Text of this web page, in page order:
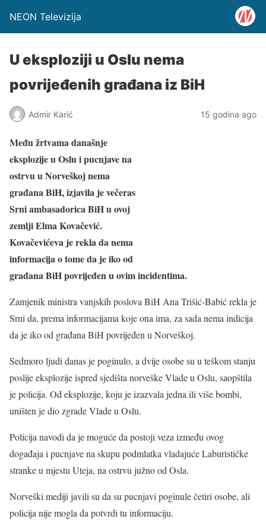
NEON Televizija
U eksploziji u Oslu nema
povrijeđenih građana iz BiH
Admir Karić 15 godina ago
Među žrtvama današnje
eksplozije u Oslu i pucnjave na
ostrvu u Norveškoj nema
građana BiH, izjavila je večeras
Srni ambasadorica BiH u ovoj
zemlji Elma Kovačević.
Kovačevićeva je rekla da nema
informacija o tome da je iko od
građana BiH povrijeđen u ovim incidentima.
Zamjenik ministra vanjskih poslova BiH Ana Trišić-Babić rekla je
Srni da, prema informacijama koje ona ima, za sada nema indicija
da je iko od građana BiH povrijeđen u Norveškoj.
Sedmoro ljudi danas je poginulo, a dvije osobe su u teškom stanju
poslije eksplozije ispred sjedišta norveške Vlade u Oslu, saopštila
je policija. Od eksplozije, koju je izazvala jedna ili više bombi,
uništen je dio zgrade Vlade u Oslu.
Policija navodi da je moguće da postoji veza između ovog
događaja i pucnjave na skupu podmlatka vladajuće Laburističke
stranke u mjestu Uteja, na ostrvu južno od Osla.
Norveški mediji javili su da su pucnjavi poginule četiri osobe, ali
policija nije mogla da potvrdi tu informaciju.